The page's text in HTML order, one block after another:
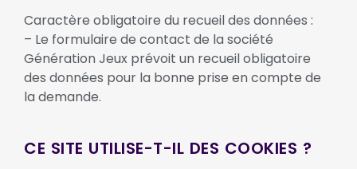
Caractère obligatoire du recueil des données :
– Le formulaire de contact de la société
Génération Jeux prévoit un recueil obligatoire
des données pour la bonne prise en compte de
la demande.
CE SITE UTILISE-T-IL DES COOKIES ?